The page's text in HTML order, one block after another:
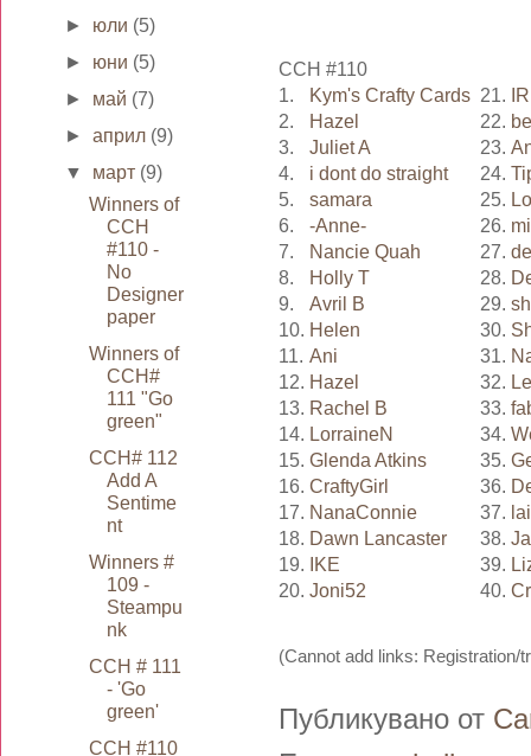
CCH #110
1.
Kym's Crafty Cards 21.
2.
Hazel 22.
3.
Juliet A 23.
4.
i dont do straight 24.
5.
samara 25.
6.
-Anne- 26.
7.
Nancie Quah 27.
8.
Holly T 28.
9.
Avril B 29.
10. Helen 30.
11. Ani 31.
12. Hazel 32.
13. Rachel B 33.
14. LorraineN 34.
15. Glenda Atkins 35.
16. CraftyGirl 36.
17. NanaConnie 37.
18. Dawn Lancaster 38.
19.
IKE 39.
20. Joni52 40.
(Cannot add links: Registration/
Публикувано от
► юли (5)
► юни (5)
► май (7)
►април (9)
▼ март (9)
Winners of
CCH
#110 -
No
Designer
paper
Winners of
CCH#
111 "Go
green"
CCH# 112
Add A
Sentime
nt
Winners #
109 -
Steampu
nk
CCH # 111
- 'Go
green'
CCH #110